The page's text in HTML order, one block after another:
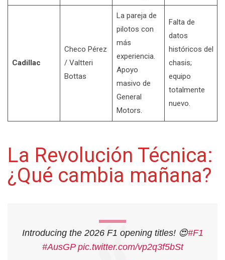
Cadillac
Checo Pérez
/ Valtteri
Bottas
La pareja de
pilotos con
más
experiencia.
Apoyo
masivo de
General
Motors.
Falta de
datos
históricos del
chasis;
equipo
totalmente
nuevo.
La Revolución Técnica:
¿Qué cambia mañana?
Introducing the 2026 F1 opening titles! 😍#F1
#AusGP pic.twitter.com/vp2q3f5bSt